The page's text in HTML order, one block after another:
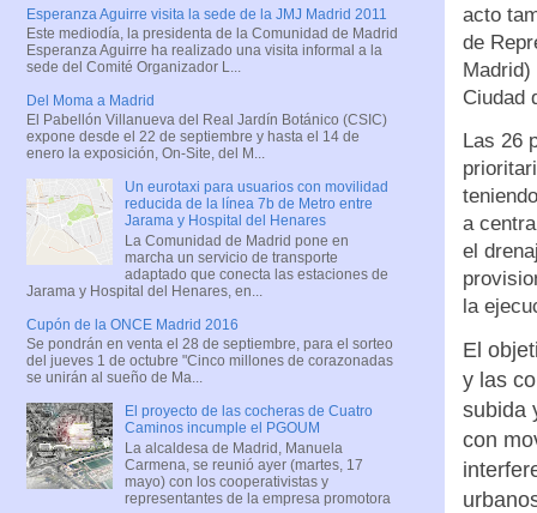
acto
de
Ciudad
Las 26
a
el
la
El
y las
subida
con
Esperanza Aguirre visita la sede de la JMJ Madrid 2011
Este mediodía, la presidenta de la Comunidad de Madrid
Esperanza Aguirre ha realizado una visita informal a la
sede del Comité Organizador L...
Del Moma a Madrid
El Pabellón Villanueva del Real Jardín Botánico (CSIC)
expone desde el 22 de septiembre y hasta el 14 de
enero la exposición, On-Site, del M...
Un eurotaxi para usuarios con movilidad
reducida de la línea 7b de Metro entre
Jarama y Hospital del Henares
La Comunidad de Madrid pone en
marcha un servicio de transporte
adaptado que conecta las estaciones de
Jarama y Hospital del Henares, en...
Cupón de la ONCE Madrid 2016
Se pondrán en venta el 28 de septiembre, para el sorteo
del jueves 1 de octubre "Cinco millones de corazonadas
se unirán al sueño de Ma...
El proyecto de las cocheras de Cuatro
Caminos incumple el PGOUM
La alcaldesa de Madrid, Manuela
Carmena, se reunió ayer (martes, 17
mayo) con los cooperativistas y
representantes de la empresa promotora